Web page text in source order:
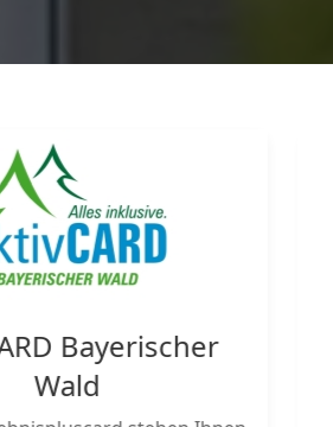
Bayerischer
Wald